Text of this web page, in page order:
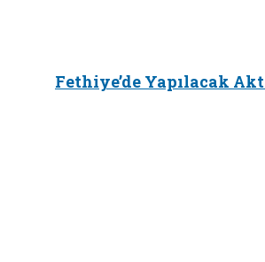
Fethiye’de Yapılacak